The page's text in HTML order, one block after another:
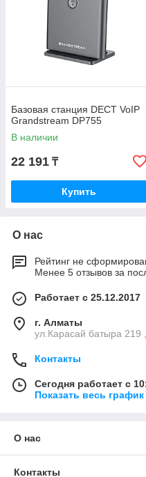
Базовая станция DECT VoIP
Grandstream DP755
В наличии
22 191 ₸
Купить
О нас
Рейтинг не
Менее 5 отзывов за
Работает с 25.12.2017
г. Алматы
ул.Карасай батыра 219
Контакты
Сегодня работает с
Показать весь
О нас
Контакты